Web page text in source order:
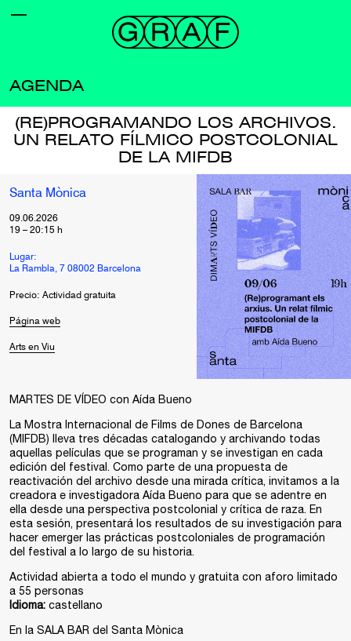
AGENDA
(RE)PROGRAMANDO LOS ARCHIVOS.
UN RELATO FÍLMICO POSTCOLONIAL
DE LA MIFDB
Santa Mònica
09.06.2026
19 – 20:15 h
Lugar:
La Rambla, 7 08002 Barcelona
Precio: Actividad gratuita
Página web
Arts en Viu
MARTES DE VÍDEO con Aída Bueno
La Mostra Internacional de Films de Dones de Barcelona
(MIFDB) lleva tres décadas catalogando y archivando todas
aquellas películas que se programan y se investigan en cada
edición del festival. Como parte de una propuesta de
reactivación del archivo desde una mirada crítica, invitamos a la
creadora e investigadora Aída Bueno para que se adentre en
ella desde una perspectiva postcolonial y crítica de raza. En
esta sesión, presentará los resultados de su investigación para
hacer emerger las prácticas postcoloniales de programación
del festival a lo largo de su historia.
Actividad abierta a todo el mundo y gratuita con aforo limitado
a 55 personas
Idioma: castellano
En la SALA BAR del Santa Mònica